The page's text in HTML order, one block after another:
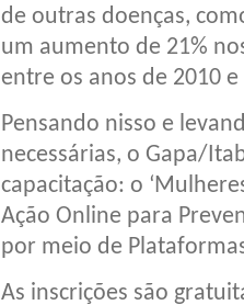
de outras doenças,
um aumento de 21%
entre os anos de 2010
Pensando nisso e
necessárias, o Gapa/
capacitação: o
Ação Online para
por meio de
As inscrições são